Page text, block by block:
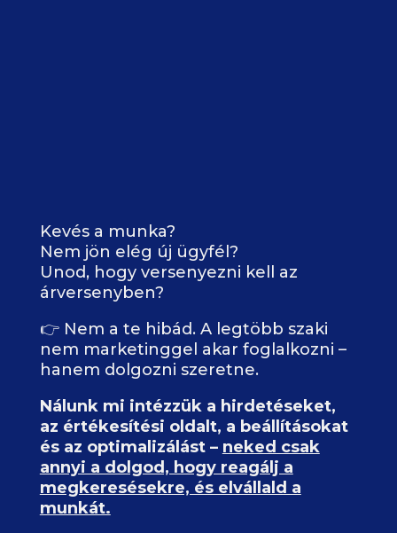
Kevés a munka?
Nem jön elég új ügyfél?
Unod, hogy versenyezni kell az
árversenyben?
👉 Nem a te hibád. A legtöbb szaki
nem marketinggel akar foglalkozni –
hanem dolgozni szeretne.
Nálunk mi intézzük a hirdetéseket,
az értékesítési oldalt, a beállításokat
és az optimalizálást – neked csak
annyi a dolgod, hogy reagálj a
megkeresésekre, és elvállald a
munkát.